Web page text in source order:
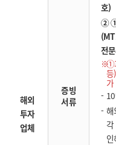
해외
투자
업체
증빙
서류
호)
② ①
전
①
등
해
각